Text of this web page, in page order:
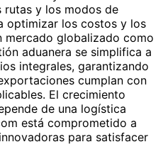
rutas y los modos de
optimizar los costos y los
mercado globalizado como
aduanera se simplifica a
integrales, garantizando
cumplan con
El crecimiento
de una logística
está comprometido a
para satisfacer